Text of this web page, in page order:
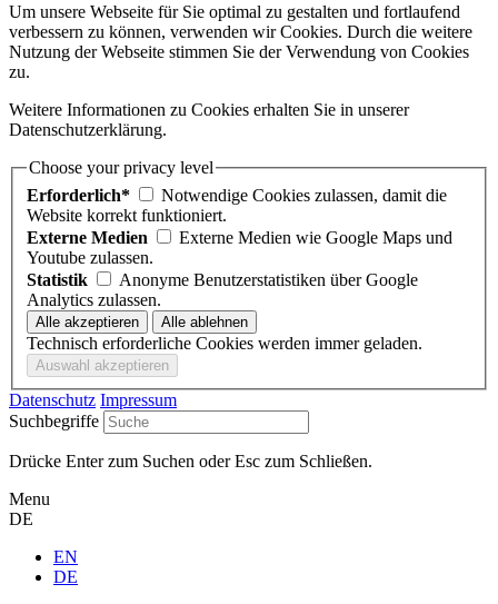
Um unsere Webseite für Sie optimal zu gestalten und fortlaufend
verbessern zu können, verwenden wir Cookies. Durch die weitere
Nutzung der Webseite stimmen Sie der Verwendung von Cookies
zu.
Weitere Informationen zu Cookies erhalten Sie in unserer
Datenschutzerklärung.
Choose your privacy level
Erforderlich*
Notwendige Cookies zulassen, damit die
Website korrekt funktioniert.
Externe Medien
Externe Medien wie Google Maps und
Youtube zulassen.
Statistik
Anonyme Benutzerstatistiken über Google
Analytics zulassen.
Technisch erforderliche Cookies werden immer geladen.
Datenschutz Impressum
Suchbegriffe
Drücke Enter zum Suchen oder Esc zum Schließen.
Menu
DE
EN
DE